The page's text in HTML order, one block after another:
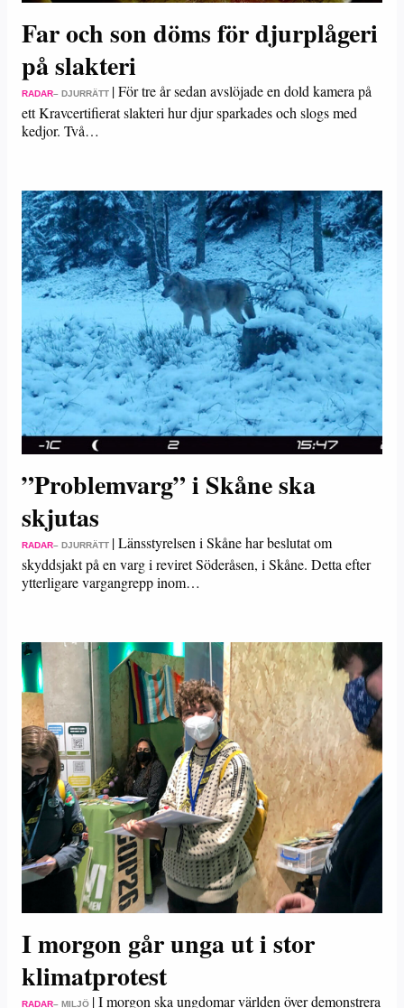
Far och son döms för djurplågeri
på slakteri
RADAR– DJURRÄTT |För tre år sedan avslöjade en dold kamera på
ett Kravcertifierat slakteri hur djur sparkades och slogs med
kedjor. Två…
”Problemvarg” i Skåne ska
skjutas
RADAR– DJURRÄTT |Länsstyrelsen i Skåne har beslutat om
skyddsjakt på en varg i reviret Söderåsen, i Skåne. Detta efter
ytterligare vargangrepp inom…
I morgon går unga ut i stor
klimatprotest
RADAR– MILJÖ |I morgon ska ungdomar världen över demonstrera